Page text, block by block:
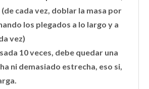
(de cada vez, doblar la masa por
los plegados a lo largo y a
vez)
10 veces, debe quedar una
ni demasiado estrecha, eso si,